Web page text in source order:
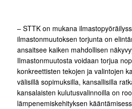
– STTK on mukana
ilmastonmuutoksen torjunta on
ansaitsee kaiken mahdollisen
Ilmastonmuutosta voidaan torjua
konkreettisten tekojen ja valintojen
välisillä sopimuksilla, kansallisilla
kansalaisten kulutusvalinnoilla on
lämpenemiskehityksen